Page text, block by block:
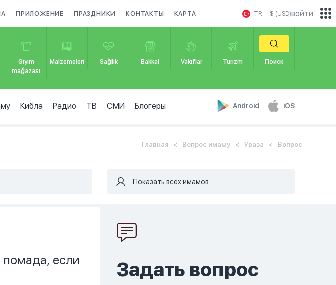
ПРИЛОЖЕНИЕ ПРАЗДНИКИ КОНТАКТЫ КАРТА TR $ (USD)
Giyim
mağazası
Malzemeleri Sağlık Bakkal Vakıflar Turizm Поиск
Кибла Радио ТВ СМИ Блогеры Android iOS
войти
Главная Вопрос имаму Ураза Вопрос
Показать всех имамов
помада, если
Задать вопрос